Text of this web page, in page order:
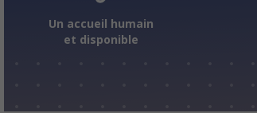
Un accueil humain
et disponible